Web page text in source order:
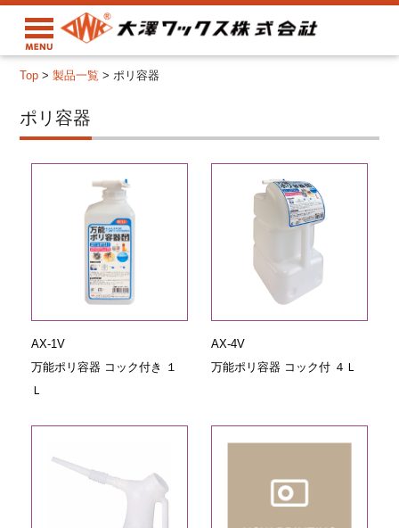
Top >製品一覧 >ポリ容器
ポリ容器
AX-1V
万能ポリ容器 コック付き １
Ｌ
AX-4V
万能ポリ容器 コック付 ４Ｌ